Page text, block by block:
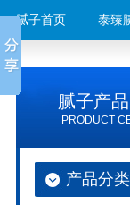
腻子首页 泰臻
腻子产
PRODUCT
产品分类